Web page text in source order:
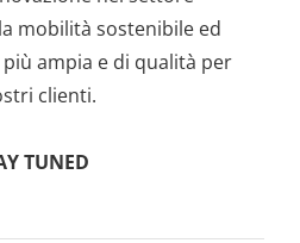
mobilità sostenibile ed
ampia e di qualità per
clienti.
TUNED